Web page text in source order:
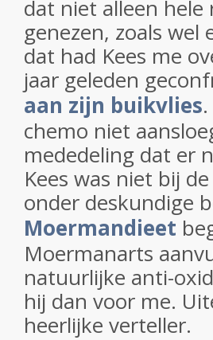
dat niet alleen
genezen, zoals
dat had Kees me
jaar geleden
aan zijn buikvlies
chemo niet
mededeling dat er
Kees was niet bij
onder deskundige
Moermandieet
Moermanarts
natuurlijke anti-
hij dan voor me.
heerlijke verteller.